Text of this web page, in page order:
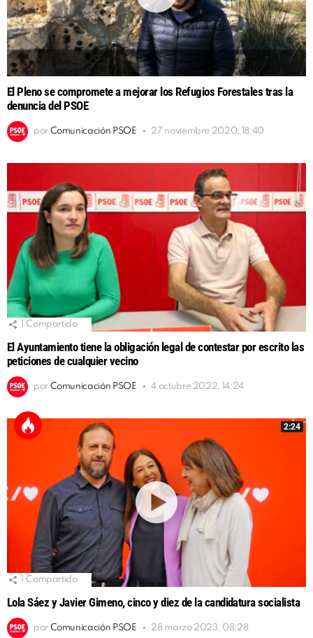
El Pleno se compromete a mejorar los Refugios Forestales tras la
denuncia del PSOE
por Comunicación PSOE 27 noviembre 2020, 18:40
Compartido
El Ayuntamiento tiene la obligación legal de contestar por escrito las
peticiones de cualquier vecino
por Comunicación PSOE 4 octubre 2022, 14:24
2:24
Compartido
Lola Sáez y Javier Gimeno, cinco y diez de la candidatura socialista
por Comunicación PSOE 28 marzo 2023, 08:28